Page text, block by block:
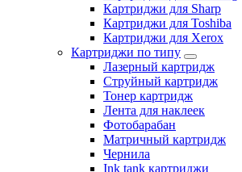
Картриджи для Sharp
Картриджи для Toshiba
Картриджи для Xerox
Картриджи по типу
Лазерный картридж
Струйный картридж
Тонер картридж
Лента для наклеек
Фотобарабан
Матричный картридж
Чернила
Ink tank картриджи